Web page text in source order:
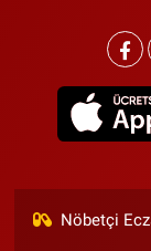
Nöbetçi